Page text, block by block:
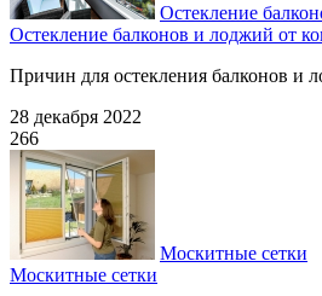
Остекление
Остекление балконов и лоджий от
Причин для остекления балконов и
28 декабря 2022
266
Москитные сетки
Москитные сетки